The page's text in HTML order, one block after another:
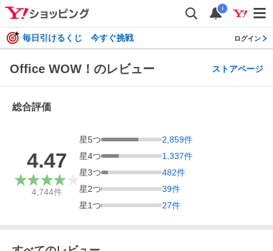
i
毎日引けるくじ 今すぐ挑戦 ログイン
Office WOW！のレビュー ストアページ
総合評価
4.47
4,744件
星5つ 2,859件
星4つ 1,337件
星3つ 482件
星2つ 39件
星1つ 27件